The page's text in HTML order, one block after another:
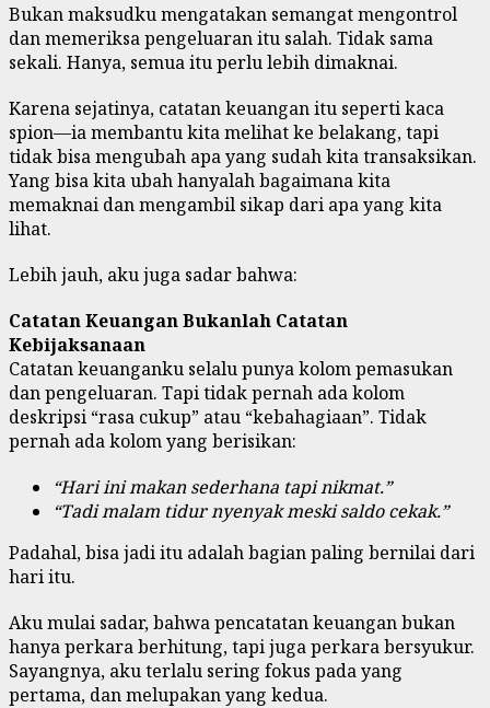
Bukan maksudku mengatakan semangat mengontrol
dan memeriksa pengeluaran itu salah. Tidak sama
sekali. Hanya, semua itu perlu lebih dimaknai.
Karena sejatinya, catatan keuangan itu seperti kaca
spion—ia membantu kita melihat ke belakang, tapi
tidak bisa mengubah apa yang sudah kita transaksikan.
Yang bisa kita ubah hanyalah bagaimana kita
memaknai dan mengambil sikap dari apa yang kita
lihat.
Lebih jauh, aku juga sadar bahwa:
Catatan Keuangan Bukanlah Catatan
Kebijaksanaan
Catatan keuanganku selalu punya kolom pemasukan
dan pengeluaran. Tapi tidak pernah ada kolom
deskripsi “rasa cukup” atau “kebahagiaan”. Tidak
pernah ada kolom yang berisikan:
“Hari ini makan sederhana tapi nikmat.”
“Tadi malam tidur nyenyak meski saldo cekak.”
Padahal, bisa jadi itu adalah bagian paling bernilai dari
hari itu.
Aku mulai sadar, bahwa pencatatan keuangan bukan
hanya perkara berhitung, tapi juga perkara bersyukur.
Sayangnya, aku terlalu sering fokus pada yang
pertama, dan melupakan yang kedua.